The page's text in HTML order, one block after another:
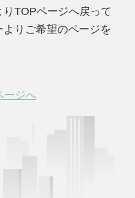
TOPページへ戻って
りご希望のページを
ージへ